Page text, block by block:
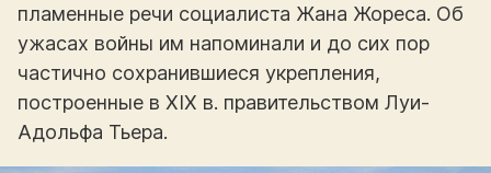
пламенные речи социалиста Жана Жореса. Об
ужасах войны им напоминали и до сих пор
частично сохранившиеся укрепления,
построенные в XIX в. правительством Луи-
Адольфа Тьера.